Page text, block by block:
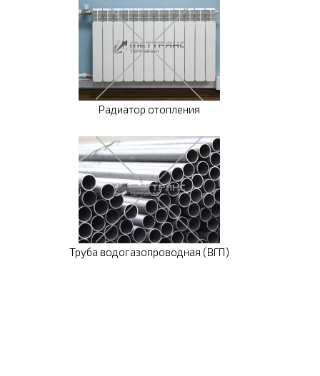
Радиатор отопления
Труба водогазопроводная (ВГП)